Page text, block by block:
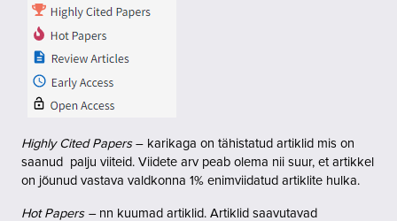
Highly Cited Papers– karikaga on tähistatud artiklid mis on
saanud palju viiteid. Viidete arv peab olema nii suur, et artikkel
on jõunud vastava valdkonna 1% enimviidatud artiklite hulka.
Hot Papers – nn kuumad artiklid. Artiklid saavutavad